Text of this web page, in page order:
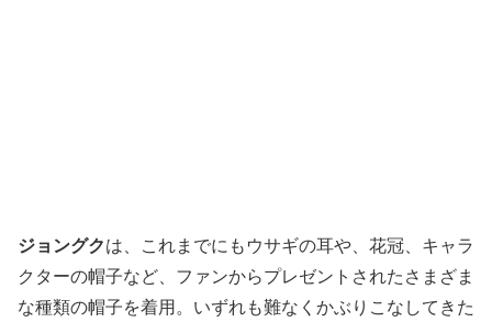
ジョングクは、これまでにもウサギの耳や、花冠、キャラ
クターの帽子など、ファンからプレゼントされたさまざま
な種類の帽子を着用。いずれも難なくかぶりこなしてきた